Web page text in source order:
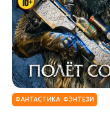
ФАНТАСТИКА. ФЭНТЕЗИ